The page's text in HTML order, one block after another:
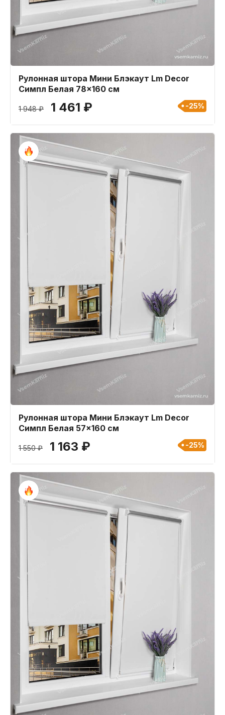
Рулонная штора Мини Блэкаут Lm Decor
Симпл Белая 78x160 см
1 948 ₽ 1 461 ₽ -25%
Рулонная штора Мини Блэкаут Lm Decor
Симпл Белая 57x160 см
1 550 ₽ 1 163 ₽ -25%